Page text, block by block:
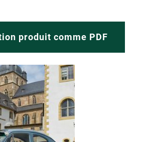
produit comme PDF